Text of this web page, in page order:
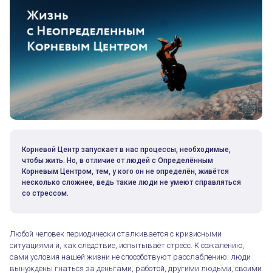
Корневой Центр запускает в нас процессы, необходимые,
чтобы жить. Но, в отличие от людей с Определённым
Корневым Центром, тем, у кого он не определён, живётся
несколько сложнее, ведь такие люди не умеют справляться
со стрессом.
Любой человек периодически сталкивается с кризисными
ситуациями и, как следствие, испытывает стресс. К сожалению,
сами условия нашей жизни не способствуют расслаблению: люди
вынуждены гнаться за деньгами, работой, другими людьми, своими